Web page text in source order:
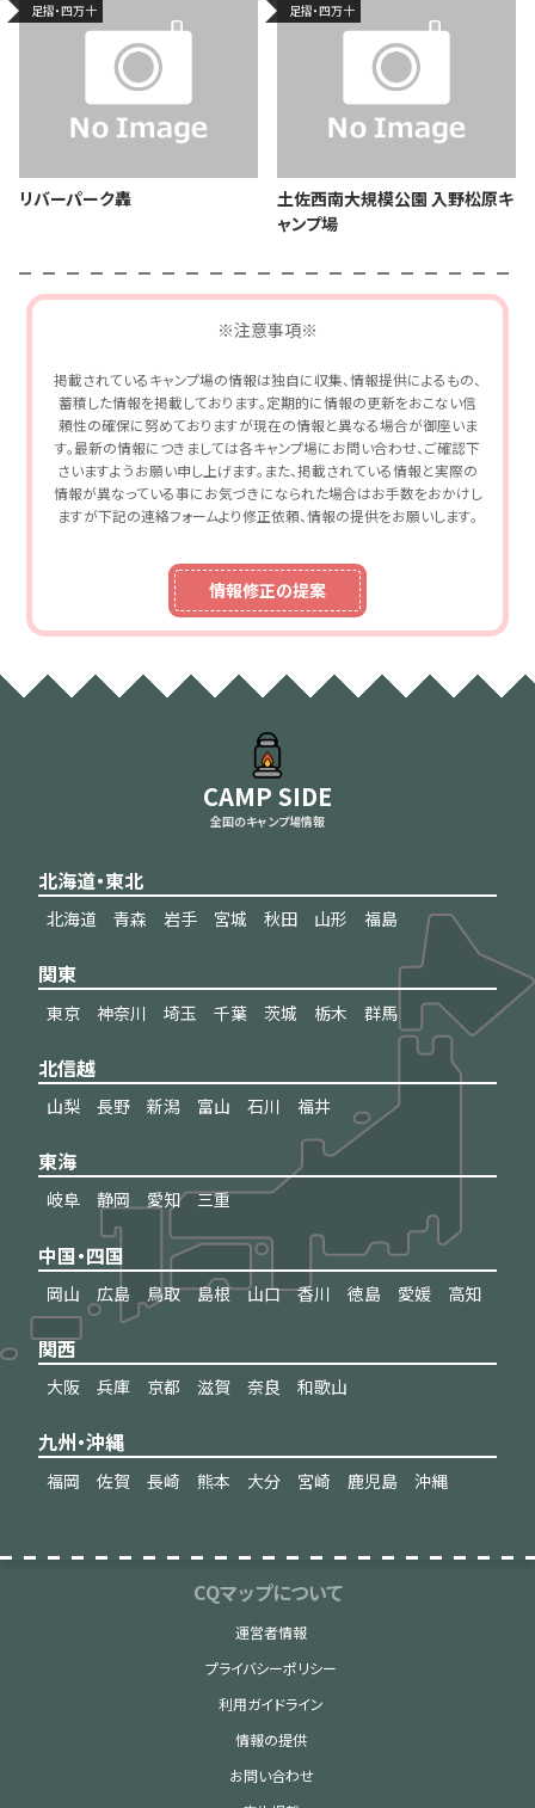
足摺・四万十
リバーパーク轟
足摺・四万十
土佐西南大規模公園 入野松原キ
ャンプ場
※注意事項※
掲載されているキャンプ場の情報は独自に収集、情報提供によるもの、
蓄積した情報を掲載しております。定期的に情報の更新をおこない信
頼性の確保に努めておりますが現在の情報と異なる場合が御座いま
す。最新の情報につきましては各キャンプ場にお問い合わせ、ご確認下
さいますようお願い申し上げます。また、掲載されている情報と実際の
情報が異なっている事にお気づきになられた場合はお手数をおかけし
ますが下記の連絡フォームより修正依頼、情報の提供をお願いします。
情報修正の提案
CAMP SIDE
全国のキャンプ場情報
北海道・東北
北海道 青森 岩手 宮城 秋田 山形 福島
関東
東京 神奈川 埼玉 千葉 茨城 栃木 群馬
北信越
山梨 長野 新潟 富山 石川 福井
東海
岐阜 静岡 愛知 三重
中国・四国
岡山 広島 鳥取 島根 山口 香川 徳島 愛媛 高知
関西
大阪 兵庫 京都 滋賀 奈良 和歌山
九州・沖縄
福岡 佐賀 長崎 熊本 大分 宮崎 鹿児島 沖縄
CQマップについて
運営者情報
プライバシーポリシー
利用ガイドライン
情報の提供
お問い合わせ